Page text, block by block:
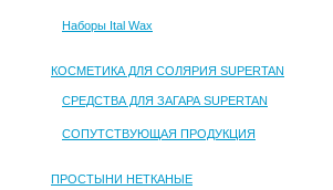
Наборы Ital Wax
КОСМЕТИКА ДЛЯ СОЛЯРИЯ SUPERTAN
СРЕДСТВА ДЛЯ ЗАГАРА SUPERTAN
СОПУТСТВУЮЩАЯ ПРОДУКЦИЯ
ПРОСТЫНИ НЕТКАНЫЕ